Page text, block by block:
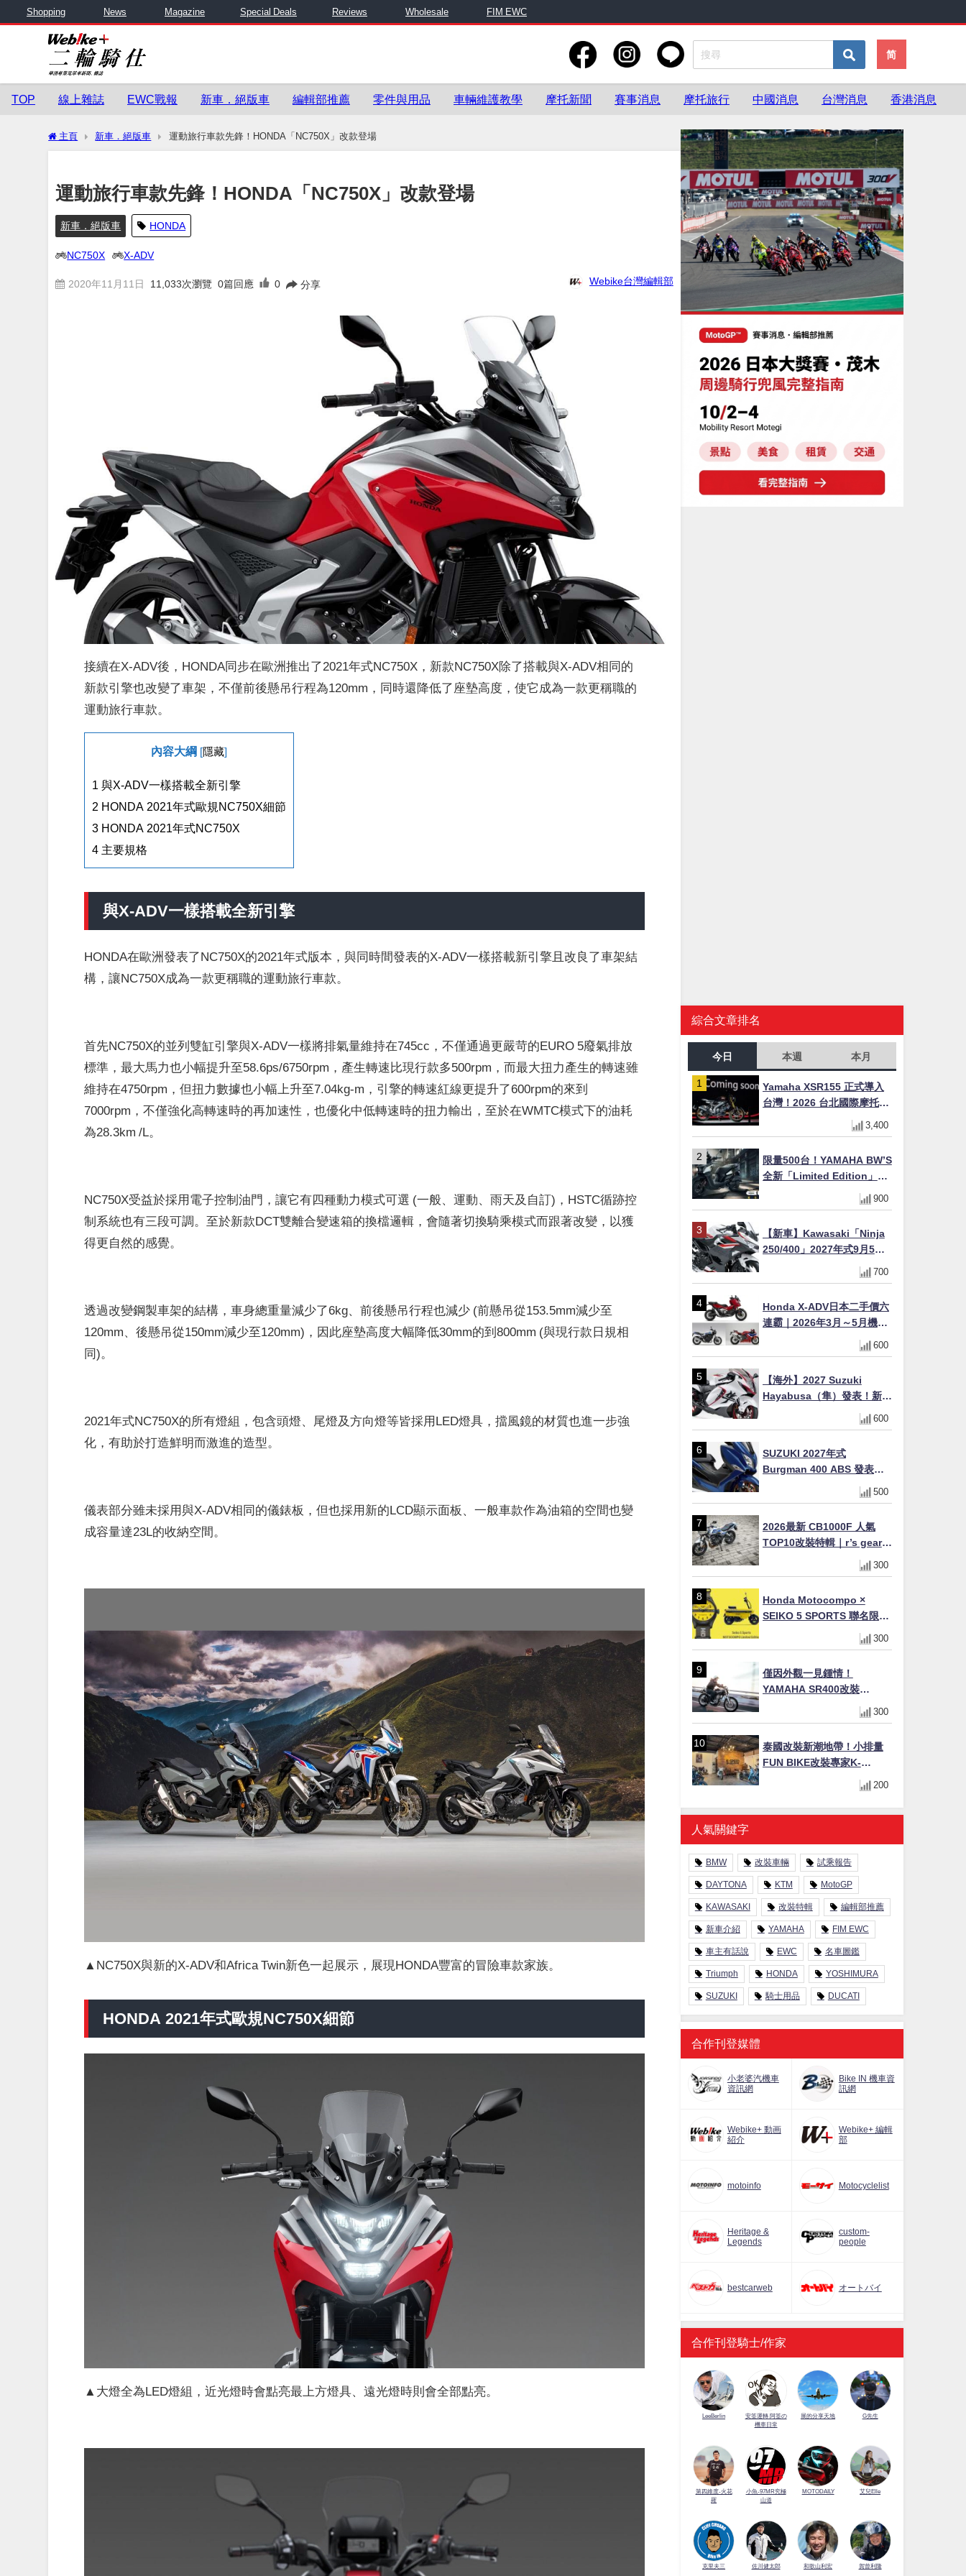
Shopping News Magazine Special Deals Reviews Wholesale FIM EWC
简
TOP 線上雜誌 EWC戰報 新車．絕版車 編輯部推薦 零件與用品 車輛維護教學 摩托新聞 賽事消息 摩托旅行 中國消息 台灣消息 香港消息
主頁 新車．絕版車 運動旅行車款先鋒！HONDA「NC750X」改款登場
運動旅行車款先鋒！HONDA「NC750X」改款登場
新車．絕版車 HONDA
NC750X X-ADV
2020年11月11日 11,033次瀏覽 0篇回應 0 分享 Webike台灣編輯部
接續在X-ADV後，HONDA同步在歐洲推出了2021年式NC750X，新款NC750X除了搭載與X-ADV相同的
新款引擎也改變了車架，不僅前後懸吊行程為120mm，同時還降低了座墊高度，使它成為一款更稱職的
運動旅行車款。
內容大綱 隱藏
1 與X-ADV一樣搭載全新引擎
2 HONDA 2021年式歐規NC750X細節
3 HONDA 2021年式NC750X
4 主要規格
與X-ADV一樣搭載全新引擎
HONDA在歐洲發表了NC750X的2021年式版本，與同時間發表的X-ADV一樣搭載新引擎且改良了車架結
構，讓NC750X成為一款更稱職的運動旅行車款。
首先NC750X的並列雙缸引擎與X-ADV一樣將排氣量維持在745cc，不僅通過更嚴苛的EURO 5廢氣排放
標準，最大馬力也小幅提升至58.6ps/6750rpm，產生轉速比現行款多500rpm，而最大扭力產生的轉速雖
維持在4750rpm，但扭力數據也小幅上升至7.04kg-m，引擎的轉速紅線更提升了600rpm的來到
7000rpm，不僅強化高轉速時的再加速性，也優化中低轉速時的扭力輸出，至於在WMTC模式下的油耗
為28.3km /L。
NC750X受益於採用電子控制油門，讓它有四種動力模式可選 (一般、運動、雨天及自訂)，HSTC循跡控
制系統也有三段可調。至於新款DCT雙離合變速箱的換檔邏輯，會隨著切換騎乘模式而跟著改變，以獲
得更自然的感覺。
透過改變鋼製車架的結構，車身總重量減少了6kg、前後懸吊行程也減少 (前懸吊從153.5mm減少至
120mm、後懸吊從150mm減少至120mm)，因此座墊高度大幅降低30mm的到800mm (與現行款日規相
同)。
2021年式NC750X的所有燈組，包含頭燈、尾燈及方向燈等皆採用LED燈具，擋風鏡的材質也進一步強
化，有助於打造鮮明而激進的造型。
儀表部分雖未採用與X-ADV相同的儀錶板，但也採用新的LCD顯示面板、一般車款作為油箱的空間也變
成容量達23L的收納空間。
▲NC750X與新的X-ADV和Africa Twin新色一起展示，展現HONDA豐富的冒險車款家族。
HONDA 2021年式歐規NC750X細節
▲大燈全為LED燈組，近光燈時會點亮最上方燈具、遠光燈時則會全部點亮。
綜合文章排名
今日 本週 本月
Yamaha XSR155 正式導入
台灣！2026 台北國際摩托車
展亮相，70 週年紀念版
YZF-R 系列限量追加販售
3,400
限量500台！YAMAHA BW’S
全新「Limited Edition」都
市探索限定色 GOOPiMADE
聯名包同步登場
900
【新車】Kawasaki「Ninja
250/400」2027年式9月5日
日本發售！新塗裝登場×價格
不變×輔助滑動式離合器
700
Honda X-ADV日本二手價六
連霸｜2026年3月～5月機車
轉售排行榜 CBR1000RR-R
FIREBLADE SP首度躋身前
600
【海外】2027 Suzuki
Hayabusa（隼）發表！新增
Special Edition 特仕版，全
新珍珠白塗裝與專屬配備登
600
SUZUKI 2027年式
Burgman 400 ABS 發表！
8/18日本上市、支援E10汽油
售價98萬100日圓
500
2026最新 CB1000F 人氣
TOP10改裝特輯｜r’s gear鈦
合金排氣管、OHLINS TTX
後避震、HONDA頭燈整流罩
300
Honda Motocompo ×
SEIKO 5 SPORTS 聯名限量
錶登場！重現黃色車身、油
箱開關等經典設計
300
僅因外觀一見鍾情！
YAMAHA SR400改裝
Tracker風格｜ 女車主的機車
人生蛻變記
300
泰國改裝新潮地帶！小排量
FUN BIKE改裝專家K-
200
人氣關鍵字
BMW 改裝車輛 試乘報告
DAYTONA KTM MotoGP
KAWASAKI 改裝特輯 編輯部推薦
新車介紹 YAMAHA FIM EWC
車主有話說 EWC 名車圖鑑
Triumph HONDA YOSHIMURA
SUZUKI 騎士用品 DUCATI
合作刊登媒體
小老婆汽機車
資訊網
Bike IN 機車資
訊網
Webike+ 動画
紹介
Webike+ 編輯
部
motoinfo Motocyclelist
Heritage &
Legends
custom-
people
bestcarweb オートバイ
合作刊登騎士/作家
LeeBerlin
安筌運轉 阿筌の
機車日常
展的分享天地 G先生
第四維度-火花
羅
小魚-97MR究極
山道
MOTODAILY 艾兒Elle
克里夫三 佐川健太郎 和歌山利宏 賀曾利隆